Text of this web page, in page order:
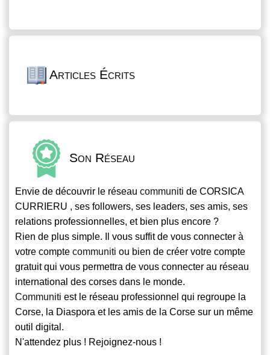
Articles Écrits
Son Réseau
Envie de découvrir le réseau communiti de CORSICA
CURRIERU , ses followers, ses leaders, ses amis, ses
relations professionnelles, et bien plus encore ?
Rien de plus simple. Il vous suffit de vous connecter à
votre compte communiti ou bien de créer votre compte
gratuit qui vous permettra de vous connecter au réseau
international des corses dans le monde.
Communiti est le réseau professionnel qui regroupe la
Corse, la Diaspora et les amis de la Corse sur un même
outil digital.
N'attendez plus ! Rejoignez-nous !